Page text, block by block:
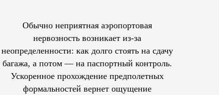
Обычно неприятная аэропортовая
нервозность возникает из-за
неопределенности: как долго стоять на сдачу
багажа, а потом — на паспортный контроль.
Ускоренное прохождение предполетных
формальностей вернет ощущение